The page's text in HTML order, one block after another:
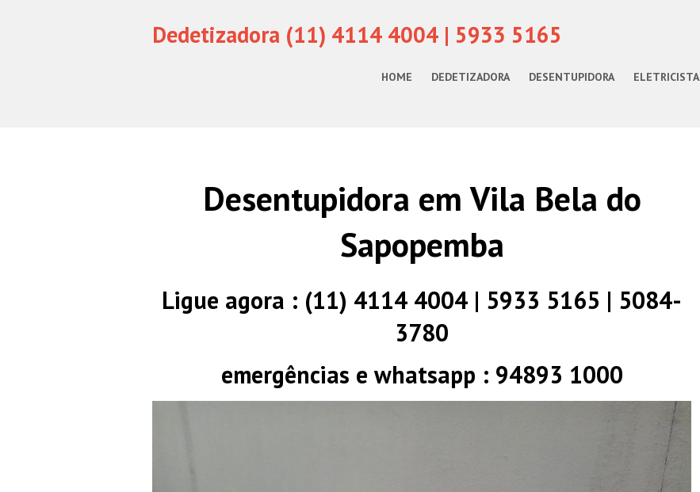
Dedetizadora (11) 4114 4004 | 5933 5165
HOME DEDETIZADORA DESENTUPIDORA ELETRICISTA
Desentupidora em Vila Bela do
Sapopemba
Ligue agora : (11) 4114 4004 | 5933 5165 | 5084-
3780
emergências e whatsapp : 94893 1000